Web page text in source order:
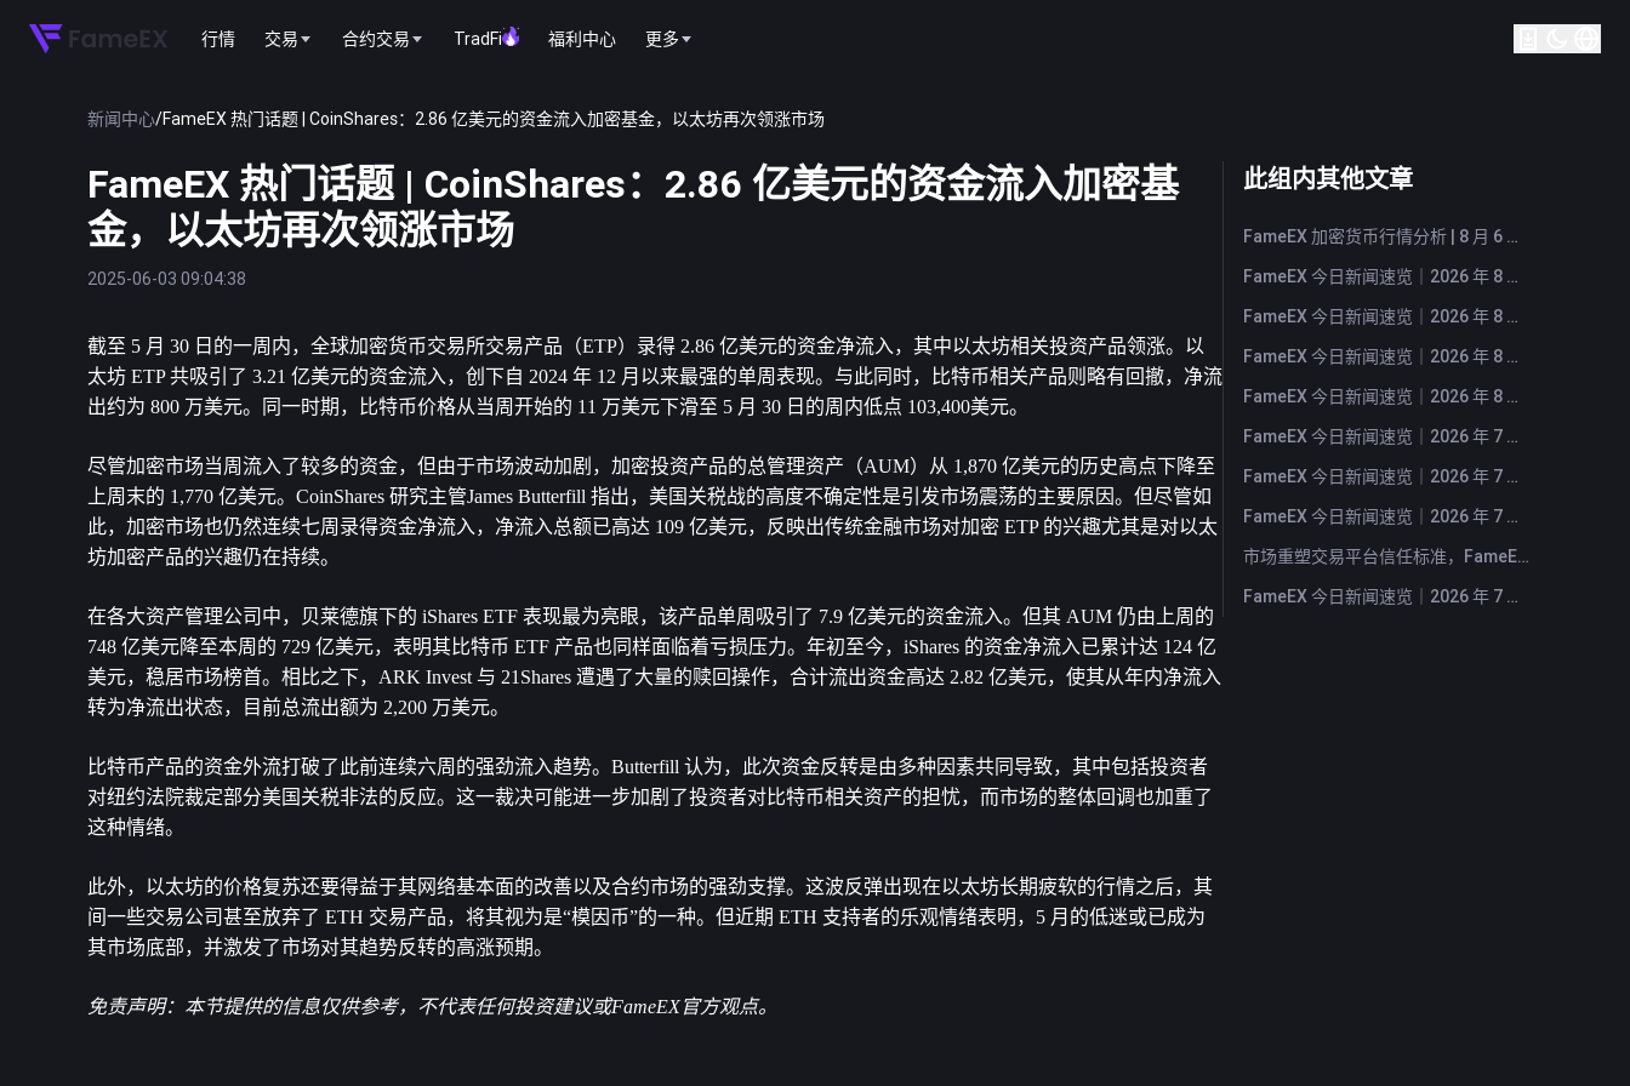
行情 交易 合约交易 TradFi 福利中心 更多
新闻中心/FameEX 热门话题 | CoinShares：2.86 亿美元的资金流入加密基金，以太坊再次领涨市场
FameEX 热门话题 | CoinShares：2.86 亿美元的资金流入加密基
金，以太坊再次领涨市场
2025-06-03 09:04:38
截至 5 月 30 日的一周内，全球加密货币交易所交易产品（ETP）录得 2.86 亿美元的资金净流入，其中以太坊相关投资产品领涨。以
太坊 ETP 共吸引了 3.21 亿美元的资金流入，创下自 2024 年 12 月以来最强的单周表现。与此同时，
比特币相关产品则略有回撤，净流
出约为 800 万美元。同一时期，比特币价格从当周开始的 11 万美元下滑至 5 月 30 日的周内低点 103,400美元。
尽管加密市场当周流入了较多的资金，但由于市场波动加剧，加密投资产品的总管理资产（AUM）从 1,870 亿美元的历史高点下降至
上周末的 1,770 亿美元。CoinShares 研究主管James Butterfill 指出，美国关税战的高度不确定性是引发市场震荡的主要原因。但尽管如
此，加密市场也仍然连续七周录得资金净流入，净流入总额已高达 109 亿美元，反映出传统金融市场对加密 ETP 的兴趣尤其是对以太
坊加密产品的兴趣仍在持续。
在各大资产管理公司中，贝莱德旗下的 iShares ETF 表现最为亮眼，该产品单周吸引了 7.9 亿美元的资金流入。但其 AUM 仍由上周的
748 亿美元降至本周的 729 亿美元，表明其比特币 ETF 产品也同样面临着亏损压力。年初至今，iShares 的资金净流入已累计达 124 亿
美元，稳居市场榜首。相比之下，ARK Invest 与 21Shares 遭遇了大量的赎回操作，合计流出资金高达 2.82 亿美元，使其从年内净流入
转为净流出状态，目前总流出额为 2,200 万美元。
比特币产品的资金外流打破了此前连续六周的强劲流入趋势。Butterfill 认为，此次资金反转是由多种因素共同导致，其中包括投资者
对纽约法院裁定部分美国关税非法的反应。这一裁决可能进一步加剧了投资者对比特币相关资产的担忧，而市场的整体回调也加重了
这种情绪。
此外，以太坊的价格复苏还要得益于其网络基本面的改善以及合约市场的强劲支撑。这波反弹出现在以太坊长期疲软的行情之后，其
间一些交易公司甚至放弃了 ETH 交易产品，将其视为是“模因币”的一种。但近期 ETH 支持者的乐观情绪表明，5 月的低迷或已成为
其市场底部，并激发了市场对其趋势反转的高涨预期。
免责声明：本节提供的信息仅供参考，不代表任何投资建议或FameEX官方观点。
此组内其他文章
FameEX 加密货币行情分析 | 8 月 6 日, 2026
FameEX 今日新闻速览｜2026 年 8 月 6 日
FameEX 今日新闻速览｜2026 年 8 月 5 日
FameEX 今日新闻速览｜2026 年 8 月 4 日
FameEX 今日新闻速览｜2026 年 8 月 3 日
FameEX 今日新闻速览｜2026 年 7 月 31 日
FameEX 今日新闻速览｜2026 年 7 月 30 日
FameEX 今日新闻速览｜2026 年 7 月 29 日
市场重塑交易平台信任标准，FameEX 以八年稳健运营持续服务全球用户
FameEX 今日新闻速览｜2026 年 7 月 28 日